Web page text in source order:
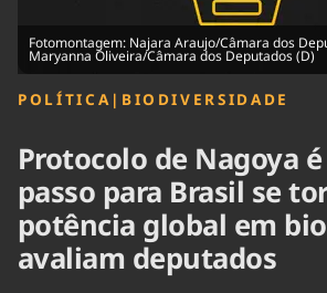
Fotomontagem: Najara Araujo/Câmara dos
Maryanna Oliveira/Câmara dos Deputados (D)
POLÍTICA | BIODIVERSIDADE
Protocolo de Nagoya
passo para Brasil se
potência global em
avaliam deputados